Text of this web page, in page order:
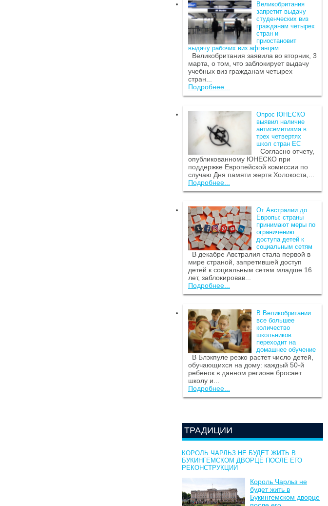
Великобритания
запретит выдачу
студенческих виз
гражданам четырех
стран и
приостановит
выдачу рабочих виз афганцам
Великобритания заявила во вторник, 3
марта, о том, что заблокирует выдачу
учебных виз гражданам четырех
стран...
Подробнее...
Опрос ЮНЕСКО
выявил наличие
антисемитизма в
трех четвертях
школ стран ЕС
Согласно отчету,
опубликованному ЮНЕСКО при
поддержке Европейской комиссии по
случаю Дня памяти жертв Холокоста,...
Подробнее...
От Австралии до
Европы: страны
принимают меры по
ограничению
доступа детей к
социальным сетям
В декабре Австралия стала первой в
мире страной, запретившей доступ
детей к социальным сетям младше 16
лет, заблокировав...
Подробнее...
В Великобритании
все большее
количество
школьников
переходит на
домашнее обучение
В Блэкпуле резко растет число детей,
обучающихся на дому: каждый 50-й
ребенок в данном регионе бросает
школу и...
Подробнее...
ТРАДИЦИИ
КОРОЛЬ ЧАРЛЬЗ НЕ БУДЕТ ЖИТЬ В
БУКИНГЕМСКОМ ДВОРЦЕ ПОСЛЕ ЕГО
РЕКОНСТРУКЦИИ
Король Чарльз не
будет жить в
Букингемском дворце